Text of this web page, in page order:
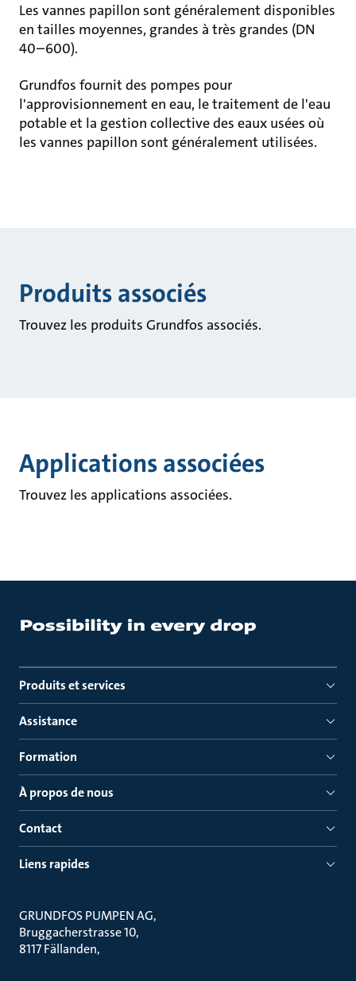
Les vannes papillon sont généralement disponibles
en tailles moyennes, grandes à très grandes (DN
40–600).
Grundfos fournit des pompes pour
l'approvisionnement en eau, le traitement de l'eau
potable et la gestion collective des eaux usées où
les vannes papillon sont généralement utilisées.
Produits associés
Trouvez les produits Grundfos associés.
Applications associées
Trouvez les applications associées.
Produits et services
Assistance
Formation
À propos de nous
Contact
Liens rapides
GRUNDFOS PUMPEN AG
Bruggacherstrasse 10
8117 Fällanden